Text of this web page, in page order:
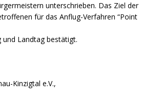
unterschrieben. Das Ziel der
für das Anflug-Verfahren “Point
und Landtag bestätigt.
Kinzigtal e.V.,